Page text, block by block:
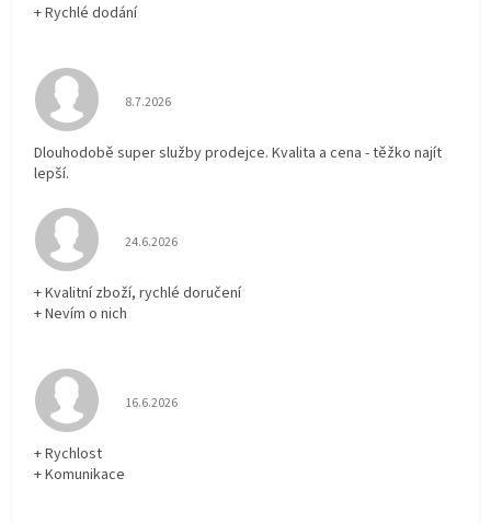
+ Rychlé dodání
Hodnocení obchodu je 5 z 5 hvězdiček.
8.7.2026
Dlouhodobě super služby prodejce. Kvalita a cena - těžko najít
lepší.
Hodnocení obchodu je 5 z 5 hvězdiček.
24.6.2026
+ Kvalitní zboží, rychlé doručení
+ Nevím o nich
Hodnocení obchodu je 5 z 5 hvězdiček.
16.6.2026
+ Rychlost
+ Komunikace